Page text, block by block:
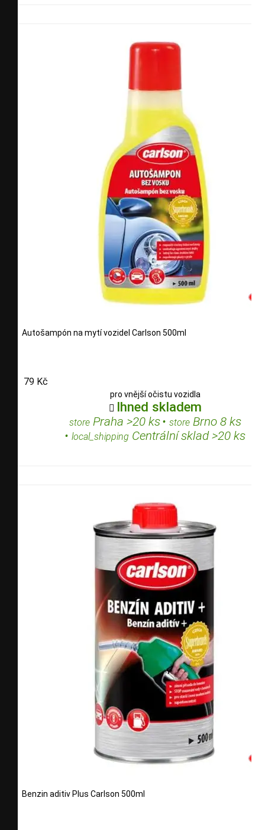
Autošampón na mytí vozidel Carlson 500ml
79 Kč
pro vnější očistu vozidla
 Ihned skladem
storePraha >20 ks• storeBrno 8 ks
• local_shipping Centrální sklad >20 ks
Benzin aditiv Plus Carlson 500ml